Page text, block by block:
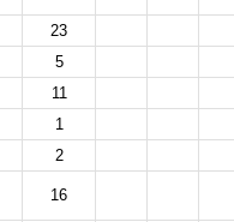
23
5
11
1
2
16